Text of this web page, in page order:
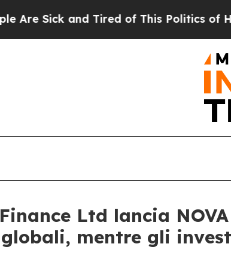
Sick and Tired of This Politics of
Ltd lancia
mentre gli